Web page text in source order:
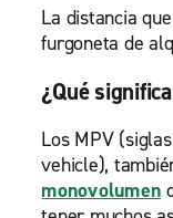
La distancia
furgoneta de
¿Qué
Los MPV
vehicle),
monovolumen